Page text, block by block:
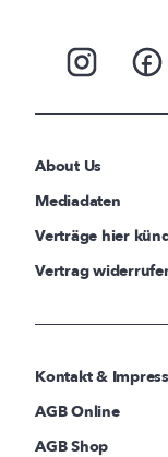
About Us
Mediadaten
Verträge hier
Vertrag
Kontakt &
AGB Online
AGB Shop